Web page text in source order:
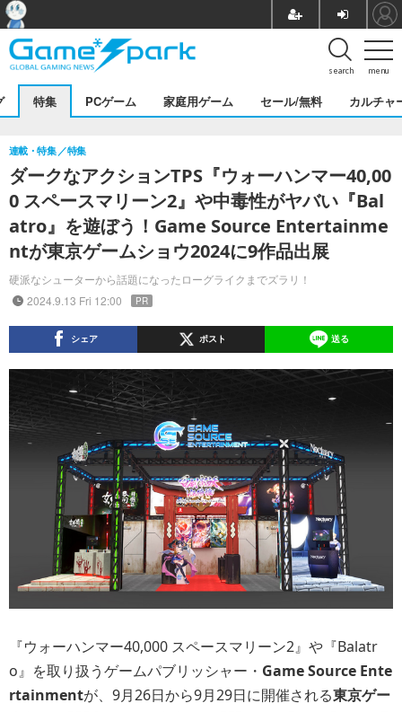
menu
search
特集 PCゲーム 家庭用ゲーム セール/無料 カルチャ
ダークなアクションTPS『ウォーハンマー40,00
0 スペースマリーン2』や中毒性がヤバい『Bal
atro』を遊ぼう！Game Source Entertainme
ntが東京ゲームショウ2024に9作品出展
硬派なシューターから話題になったローグライクまでズラリ！
連載・特集 特集
2024.9.13 Fri 12:00 PR
シェア ポスト 送る
『ウォーハンマー40,000 スペースマリーン2』や『Balatr
o』を取り扱うゲームパブリッシャー・ Game Source Ente
rtainmentが、9月26日から9月29日に開催される東京ゲー